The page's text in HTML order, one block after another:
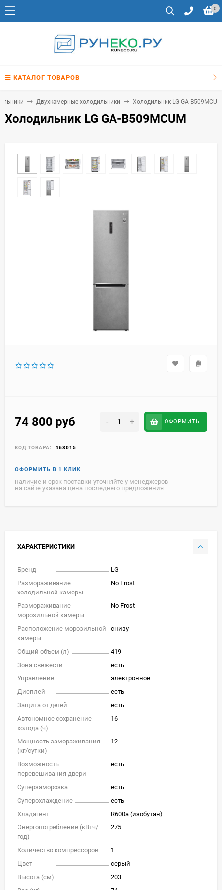
0
КАТАЛОГ ТОВАРОВ
Двухкамерные холодильники Холодильник LG GA-B509MCUM
Холодильник LG GA-B509MCUM
74 800 руб - + ОФОРМИТЬ
КОД ТОВАРА: 468015
наличие и срок поставки уточняйте у менеджеров
на сайте указана цена последнего предложения
ХАРАКТЕРИСТИКИ
Бренд
LG
Размораживание
холодильной камеры
No Frost
Размораживание
морозильной камеры
No Frost
Расположение морозильной
камеры
снизу
Общий объем (л)
419
Зона свежести
есть
Управление
электронное
Дисплей
есть
Защита от детей
есть
Автономное сохранение
холода (ч)
16
Мощность замораживания
(кг/cутки)
12
Возможность
перевешивания двери
есть
Суперзаморозка
есть
Суперохлаждение
есть
Хладагент
R600a (изобутан)
Энергопотребление (кВтч/
год)
275
Количество компрессоров
1
Цвет
серый
Высота (см)
203